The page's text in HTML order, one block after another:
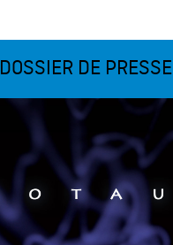
DOSSIER DE PRESSE